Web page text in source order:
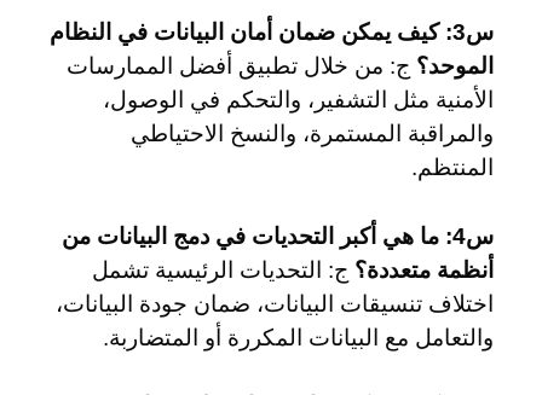
س3: كيف يمكن ضمان أمان البيانات في النظام
الموحد؟ ج: من خلال تطبيق أفضل الممارسات
الأمنية مثل التشفير، والتحكم في الوصول،
والمراقبة المستمرة، والنسخ الاحتياطي
المنتظم.
س4: ما هي أكبر التحديات في دمج البيانات من
أنظمة متعددة؟ ج: التحديات الرئيسية تشمل
اختلاف تنسيقات البيانات، ضمان جودة البيانات،
والتعامل مع البيانات المكررة أو المتضاربة.